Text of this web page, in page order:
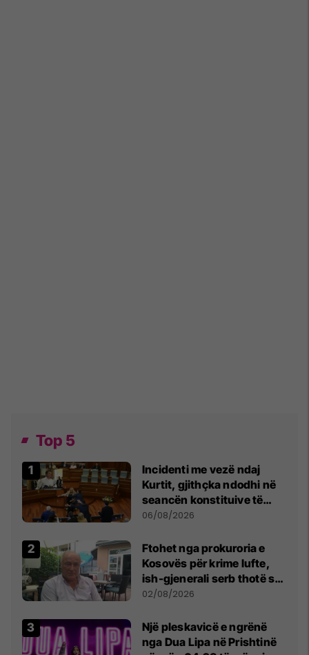
Top 5
Incidenti me vezë ndaj
Kurtit, gjithçka ndodhi në
seancën konstituive të
Kuvendit
06/08/2026
Ftohet nga prokuroria e
Kosovës për krime lufte,
ish-gjenerali serb thotë se
dikush e tradhtoi në
02/08/2026
Një pleskavicë e ngrënë
nga Dua Lipa në Prishtinë